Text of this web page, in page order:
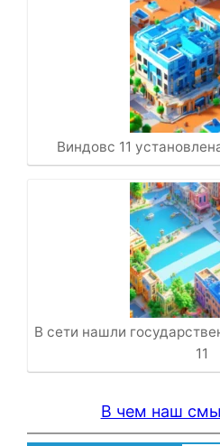
Виндовс 11
В сети нашли
11
В чем наш